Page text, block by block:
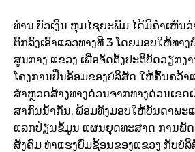
ທ່ານ ບົວເງິນ ຫຸມໄຊຍະພົມ ໄດ້ມີຄຳເຫັນວ່
ຕົກລົງເອົາແລວທາງທີ 3 ໂດຍມອບໃຫ້ທາ
ສູນກາງ ແຂວງ ເພື່ອຈັດຕັ້ງປະຕິບັດວຽກງ
ໂຄງການປິ່ນອ້ອມຂອງບໍລິສັດ ໃຫ້ຄົ້ນຄວ້
ສຳຫຼວດສ້າງທາງດ່ວນຈາກທາງດ່ວນເຂດ
ສາກົນນ້ຳກັ່ນ, ພ້ອມທັງມອບໃຫ້ບັນດາພະ
ແລກປ່ຽນຂໍ້ມູນ ແຜນຍຸດທະສາດ ການພັດ
ສັງຄົມ ທ່າແຮງບົ່ມຊ້ອນຂອງແຂວງ ກັບບໍລິ